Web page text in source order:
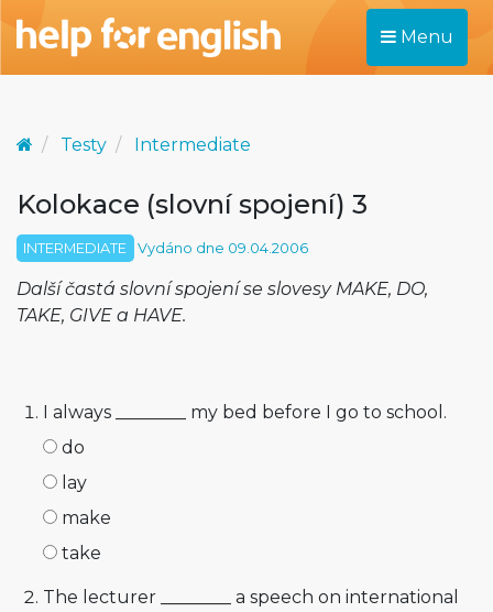
Menu
Testy Intermediate
Kolokace (slovní spojení) 3
INTERMEDIATE Vydáno dne 09.04.2006
Další častá slovní spojení se slovesy MAKE, DO,
TAKE, GIVE a HAVE.
I always ________ my bed before I go to school.
do
lay
make
take
The lecturer ________ a speech on international